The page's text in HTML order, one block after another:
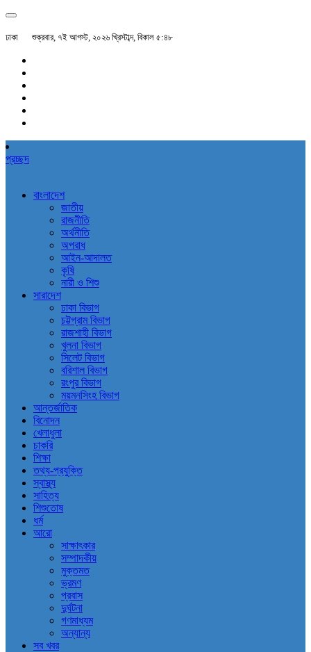
ঢাকা শুক্রবার, ৭ই আগস্ট, ২০২৬ খ্রিস্টাব্দ, বিকাল ৫:৪৮
প্রচ্ছদ
বাংলাদেশ
জাতীয়
রাজনীতি
অর্থনীতি
অপরাধ
আইন-আদালত
কৃষি
নারী ও শিশু
সারাদেশ
ঢাকা বিভাগ
চট্টগ্রাম বিভাগ
রাজশাহী বিভাগ
খুলনা বিভাগ
সিলেট বিভাগ
বরিশাল বিভাগ
রংপুর বিভাগ
ময়মনসিংহ বিভাগ
আন্তর্জাতিক
বিনোদন
খেলাধুলা
চাকরি
শিক্ষা
তথ্য-প্রযুক্তি
স্বাস্থ্য
সাহিত্য
শিশুতোষ
ধর্ম
আরো
সাক্ষাৎকার
সম্পাদকীয়
মুক্তমত
ভ্রমণ
প্রবাস
দুর্ঘটনা
গণমাধ্যম
অন্যান্য
সব খবর